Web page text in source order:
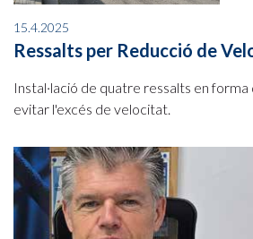
15.4.2025
Ressalts per Reducció de
Instal·lació de quatre ressalts en
evitar l'excés de velocitat.